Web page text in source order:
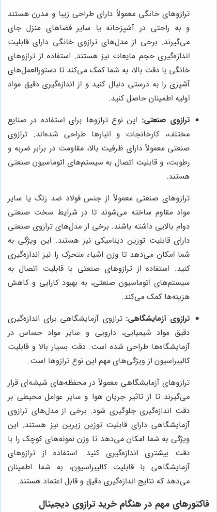
ترازوهای خانگی معمولاً دارای طراحی زیبا و مدرن هستند
و به راحتی در آشپزخانه یا سایر فضاهای منزل جای
می‌گیرند. برخی از مدل‌های ترازوی خانگی دارای قابلیت
اندازه‌گیری حجم مایعات نیز هستند. استفاده از ترازوهای
خانگی با دقت بالا، به شما کمک می‌کند تا دستورالعمل‌های
آشپزی را به درستی دنبال کنید و از اندازه‌گیری دقیق مواد
اولیه اطمینان حاصل کنید.
ترازوی صنعتی: این نوع ترازوها برای استفاده در صنایع
مختلف، کارخانجات و انبارها طراحی شده‌اند. ترازوی
صنعتی معمولاً دارای ظرفیت بالا، مقاومت در برابر ضربه و
رطوبت، و قابلیت اتصال به سیستم‌های اتوماسیون صنعتی
هستند.
ترازوهای صنعتی معمولاً از جنس فولاد ضد زنگ یا سایر
مواد مقاوم ساخته می‌شوند تا در شرایط سخت صنعتی
دوام بالایی داشته باشند. برخی از مدل‌های ترازوی صنعتی
دارای قابلیت توزین دینامیکی نیز هستند. این ویژگی به
شما امکان می‌دهد تا وزن اشیاء متحرک را نیز اندازه‌گیری
کنید. استفاده از ترازوهای صنعتی با قابلیت اتصال به
سیستم‌های اتوماسیون صنعتی، به بهبود کارایی و کاهش
هزینه‌ها کمک می‌کند.
ترازوی آزمایشگاهی: ترازوی آزمایشگاهی برای اندازه‌گیری
دقیق مواد شیمیایی، دارویی و سایر مواد حساس در
آزمایشگاه‌ها طراحی شده است. دقت بسیار بالا و قابلیت
کالیبراسیون از ویژگی‌های مهم این نوع ترازوها است.
ترازوهای آزمایشگاهی معمولاً در محفظه‌های شیشه‌ای قرار
می‌گیرند تا از تاثیر جریان هوا و سایر عوامل محیطی بر
دقت اندازه‌گیری جلوگیری شود. برخی از مدل‌های ترازوی
آزمایشگاهی دارای قابلیت توزین زیرین نیز هستند. این
ویژگی به شما امکان می‌دهد تا وزن نمونه‌های کوچک را با
دقت بیشتری اندازه‌گیری کنید. استفاده از ترازوهای
آزمایشگاهی با قابلیت کالیبراسیون، به شما اطمینان
می‌دهد که نتایج اندازه‌گیری دقیق و قابل اعتماد هستند.
فاکتورهای مهم در هنگام خرید ترازوی دیجیتال